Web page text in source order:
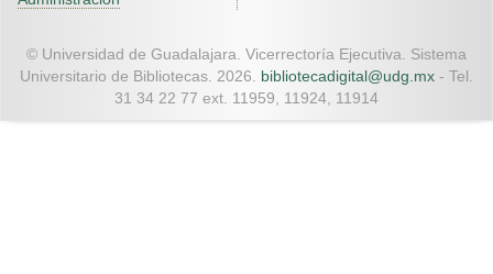
© Universidad de Guadalajara. Vicerrectoría Ejecutiva. Sistema
Universitario de Bibliotecas. 2026. bibliotecadigital@udg.mx - Tel.
31 34 22 77 ext. 11959, 11924, 11914